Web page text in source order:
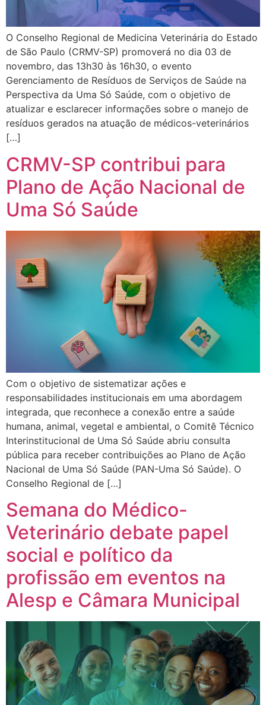
O Conselho Regional de Medicina Veterinária do Estado
de São Paulo (CRMV-SP) promoverá no dia 03 de
novembro, das 13h30 às 16h30, o evento
Gerenciamento de Resíduos de Serviços de Saúde na
Perspectiva da Uma Só Saúde, com o objetivo de
atualizar e esclarecer informações sobre o manejo de
resíduos gerados na atuação de médicos-veterinários
[…]
CRMV-SP contribui para
Plano de Ação Nacional de
Uma Só Saúde
Com o objetivo de sistematizar ações e
responsabilidades institucionais em uma abordagem
integrada, que reconhece a conexão entre a saúde
humana, animal, vegetal e ambiental, o Comitê Técnico
Interinstitucional de Uma Só Saúde abriu consulta
pública para receber contribuições ao Plano de Ação
Nacional de Uma Só Saúde (PAN-Uma Só Saúde). O
Conselho Regional de […]
Semana do Médico-
Veterinário debate papel
social e político da
profissão em eventos na
Alesp e Câmara Municipal